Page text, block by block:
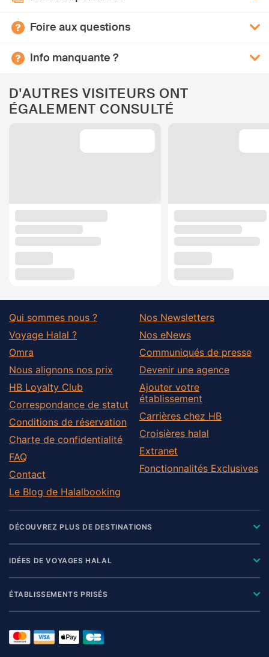
Foire aux questions
Info manquante ?
D'AUTRES VISITEURS ONT
ÉGALEMENT CONSULTÉ
Qui sommes nous ?
Voyage Halal ?
Omra
Nous alignons nos prix
HB Loyalty Club
Correspondance de statut
Conditions de réservation
Charte de confidentialité
FAQ
Contact
Le Blog de Halalbooking
Nos Newsletters
Nos eNews
Communiqués de presse
Devenir une agence
Ajouter votre
établissement
Carrières chez HB
Croisières halal
Extranet
Fonctionnalités Exclusives
DÉCOUVREZ PLUS DE DESTINATIONS
IDÉES DE VOYAGES HALAL
ÉTABLISSEMENTS PRISÉS